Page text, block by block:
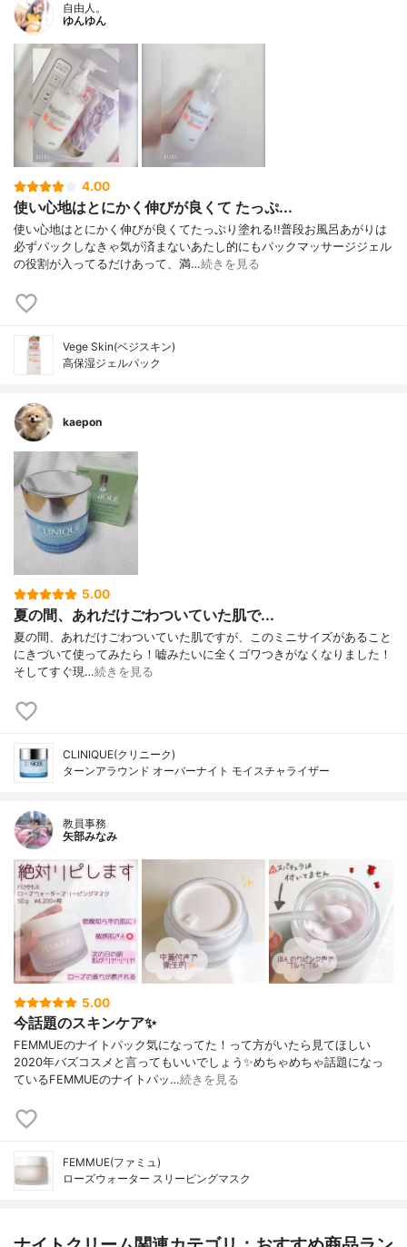
自由人。
ゆんゆん
4.00
使い心地はとにかく伸びが良くて たっぷ...
使い心地はとにかく伸びが良くてたっぷり塗れる!!普段お風呂あがりは
必ずパックしなきゃ気が済まないあたし的にもパックマッサージジェル
の役割が入ってるだけあって、満…続きを見る
Vege Skin(ベジスキン)
高保湿ジェルパック
kaepon
5.00
夏の間、あれだけごわついていた肌で...
夏の間、あれだけごわついていた肌ですが、このミニサイズがあること
にきづいて使ってみたら！嘘みたいに全くゴワつきがなくなりました！
そしてすぐ現…続きを見る
CLINIQUE(クリニーク)
ターンアラウンド オーバーナイト モイスチャライザー
教員事務
矢部みなみ
5.00
今話題のスキンケア✨
FEMMUEのナイトパック気になってた！って方がいたら見てほしい
2020年バズコスメと言ってもいいでしょう✨めちゃめちゃ話題になっ
ているFEMMUEのナイトパッ…続きを見る
FEMMUE(ファミュ)
ローズウォーター スリーピングマスク